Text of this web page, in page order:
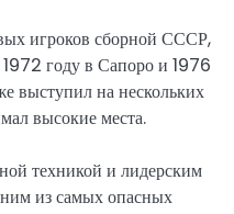
игроков сборной СССР,
году в Сапоро и 1976
выступил на нескольких
высокие места.
техникой и лидерским
из самых опасных